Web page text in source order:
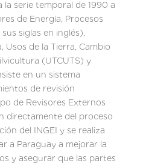
la serie temporal de 1990 a
de Energía, Procesos
siglas en inglés),
Usos de la Tierra, Cambio
(UTCUTS) y
en un sistema
de revisión
de Revisores Externos
directamente del proceso
del INGEI y se realiza
a Paraguay a mejorar la
y asegurar que las partes